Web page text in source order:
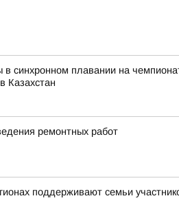
синхронном плавании на
Казахстан
ремонтных работ
поддерживают семьи